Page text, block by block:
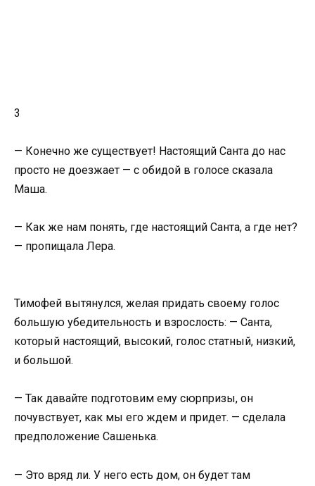
3
— Конечно же существует! Настоящий Санта до нас
просто не доезжает — с обидой в голосе сказала
Маша.
— Как же нам понять, где настоящий Санта, а где нет?
— пропищала Лера.
Тимофей вытянулся, желая придать своему голос
большую убедительность и взрослость: — Санта,
который настоящий, высокий, голос статный, низкий,
и большой.
— Так давайте подготовим ему сюрпризы, он
почувствует, как мы его ждем и придет. — сделала
предположение Сашенька.
— Это вряд ли. У него есть дом, он будет там